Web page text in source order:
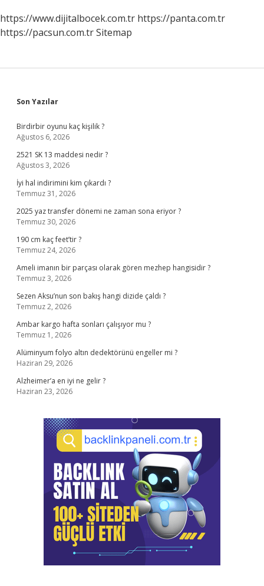
https://www.dijitalbocek.com.tr https://panta.com.tr
https://pacsun.com.trSitemap
Sidebar
Son Yazılar
Birdirbir oyunu kaç kişilik ?
Ağustos 6, 2026
2521 SK 13 maddesi nedir ?
Ağustos 3, 2026
İyi hal indirimini kim çıkardı ?
Temmuz 31, 2026
2025 yaz transfer dönemi ne zaman sona eriyor ?
Temmuz 30, 2026
190 cm kaç feet’tir ?
Temmuz 24, 2026
Ameli imanın bir parçası olarak gören mezhep hangisidir ?
Temmuz 3, 2026
Sezen Aksu’nun son bakış hangi dizide çaldı ?
Temmuz 2, 2026
Ambar kargo hafta sonları çalışıyor mu ?
Temmuz 1, 2026
Alüminyum folyo altın dedektörünü engeller mi ?
Haziran 29, 2026
Alzheimer’a en iyi ne gelir ?
Haziran 23, 2026